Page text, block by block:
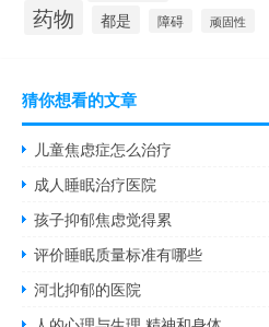
药物 都是 障碍 顽固性
猜你想看的文章
儿童焦虑症怎么治疗
成人睡眠治疗医院
孩子抑郁焦虑觉得累
评价睡眠质量标准有哪些
河北抑郁的医院